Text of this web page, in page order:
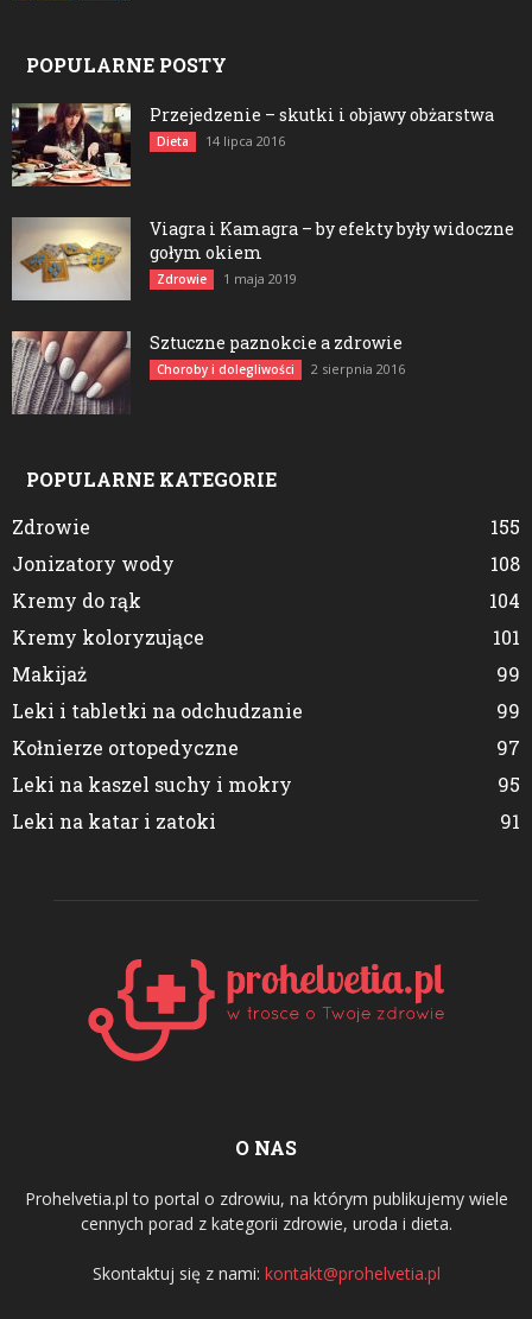
POPULARNE POSTY
Przejedzenie – skutki i objawy obżarstwa
Dieta 14 lipca 2016
Viagra i Kamagra – by efekty były widoczne
gołym okiem
Zdrowie 1 maja 2019
Sztuczne paznokcie a zdrowie
Choroby i dolegliwości 2 sierpnia 2016
POPULARNE KATEGORIE
Zdrowie
155
Jonizatory wody
108
Kremy do rąk
104
Kremy koloryzujące
101
Makijaż
99
Leki i tabletki na odchudzanie
99
Kołnierze ortopedyczne
97
Leki na kaszel suchy i mokry
95
Leki na katar i zatoki
91
O NAS
Prohelvetia.pl to portal o zdrowiu, na którym publikujemy wiele
cennych porad z kategorii zdrowie, uroda i dieta.
Skontaktuj się z nami: kontakt@prohelvetia.pl